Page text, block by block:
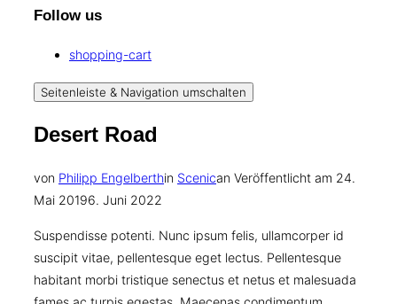
Follow us
shopping-cart
Seitenleiste & Navigation umschalten
Desert Road
von Philipp Engelberthin Scenican Veröffentlicht am 24.
Mai 20196. Juni 2022
Suspendisse potenti. Nunc ipsum felis, ullamcorper id
suscipit vitae, pellentesque eget lectus. Pellentesque
habitant morbi tristique senectus et netus et malesuada